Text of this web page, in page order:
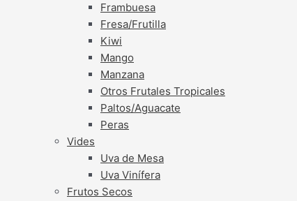
Frambuesa
Fresa/Frutilla
Kiwi
Mango
Manzana
Otros Frutales Tropicales
Paltos/Aguacate
Peras
Vides
Uva de Mesa
Uva Vinífera
Frutos Secos